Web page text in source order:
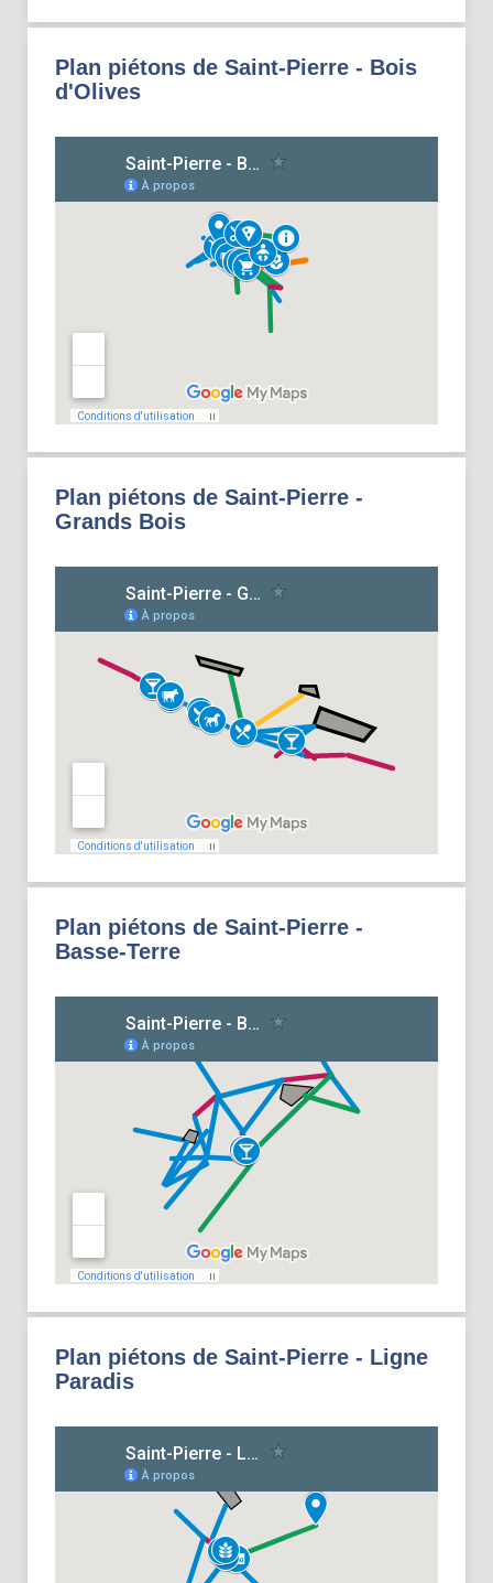
Plan piétons de Saint-Pierre - Bois
d'Olives
Plan piétons de Saint-Pierre -
Grands Bois
Plan piétons de Saint-Pierre -
Basse-Terre
Plan piétons de Saint-Pierre - Ligne
Paradis